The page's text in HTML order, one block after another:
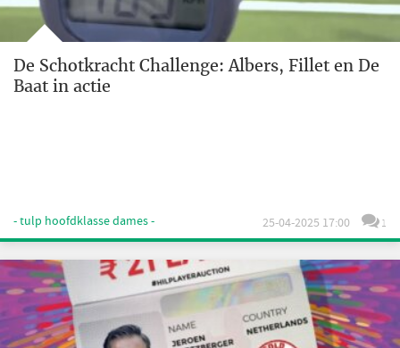
De Schotkracht Challenge: Albers, Fillet en De
Baat in actie
- tulp hoofdklasse dames - 25-04-2025 17:00 1